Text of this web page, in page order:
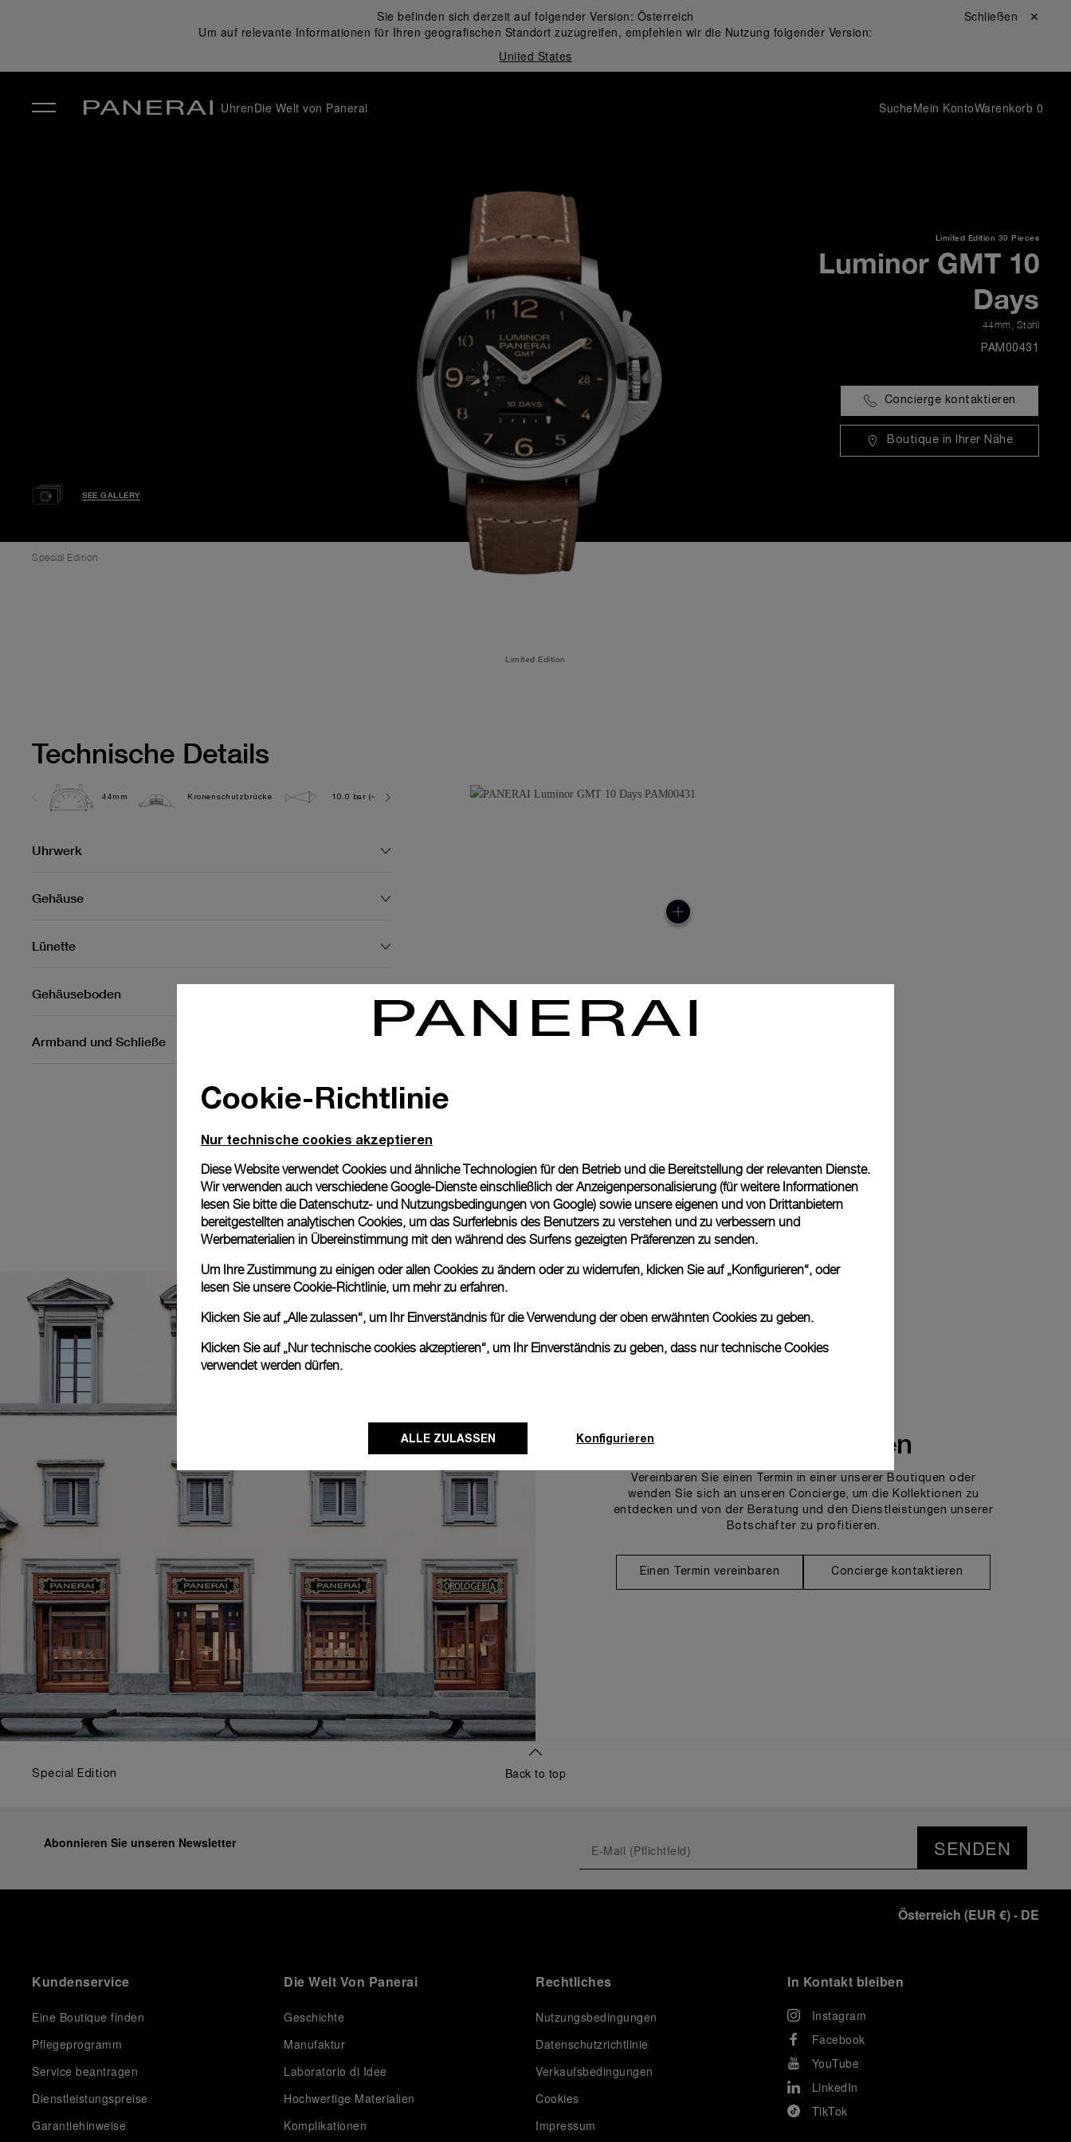
Sie befinden sich derzeit auf folgender Version: Österreich
Um auf relevante Informationen für Ihren geografischen Standort zuzugreifen, empfehlen wir die Nutzung folgender Version:
United States
Schließen ✕
UhrenDie Welt von Panerai SucheMein KontoWarenkorb 0
SEE GALLERY
Limited Edition 30 Pieces
Luminor GMT 10
Days
44mm Stahl
PAM00431
Concierge kontaktieren
Boutique in Ihrer Nähe
Special Edition
Limited Edition
Technische Details
44mm Kronenschutzbrücke 10.0 bar (~100.0 metres) P2003 236.0G
Uhrwerk
Gehäuse
Lünette
Gehäuseboden
Armband und Schließe
Uns kontaktieren
Vereinbaren Sie einen Termin in einer unserer Boutiquen oder
wenden Sie sich an unseren Concierge, um die Kollektionen zu
entdecken und von der Beratung und den Dienstleistungen unserer
Botschafter zu profitieren.
Einen Termin vereinbaren Concierge kontaktieren
Special Edition Back to top
Abonnieren Sie unseren Newsletter SENDEN
Österreich (EUR €)- DE
Kundenservice
Eine Boutique finden
Pflegeprogramm
Service beantragen
Dienstleistungspreise
Garantiehinweise
Die Welt Von Panerai
Geschichte
Manufaktur
Laboratorio di Idee
Hochwertige Materialien
Komplikationen
Rechtliches
Nutzungsbedingungen
Datenschutzrichtlinie
Verkaufsbedingungen
Cookies
Impressum
In Kontakt bleiben
Instagram
Facebook
YouTube
LinkedIn
TikTok
Cookie-Richtlinie
Nur technische cookies akzeptieren
Diese Website verwendet Cookies und ähnliche Technologien für den Betrieb und die Bereitstellung der relevanten Dienste.
Wir verwenden auch verschiedene Google-Dienste einschließlich der Anzeigenpersonalisierung (für weitere Informationen
lesen Sie bitte die Datenschutz- und Nutzungsbedingungen von Google) sowie unsere eigenen und von Drittanbietern
bereitgestellten analytischen Cookies, um das Surferlebnis des Benutzers zu verstehen und zu verbessern und
Werbematerialien in Übereinstimmung mit den während des Surfens gezeigten Präferenzen zu senden.
Um Ihre Zustimmung zu einigen oder allen Cookies zu ändern oder zu widerrufen, klicken Sie auf „Konfigurieren“, oder
lesen Sie unsereCookie-Richtlinie, um mehr zu erfahren.
Klicken Sie auf „Alle zulassen“, um Ihr Einverständnis für die Verwendung der oben erwähnten Cookies zu geben.
Klicken Sie auf „Nur technische cookies akzeptieren“, um Ihr Einverständnis zu geben, dass nur technische Cookies
verwendet werden dürfen.
ALLE ZULASSEN Konfigurieren